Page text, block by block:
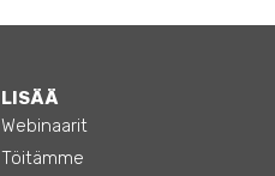
LISÄÄ
Webinaarit
Töitämme